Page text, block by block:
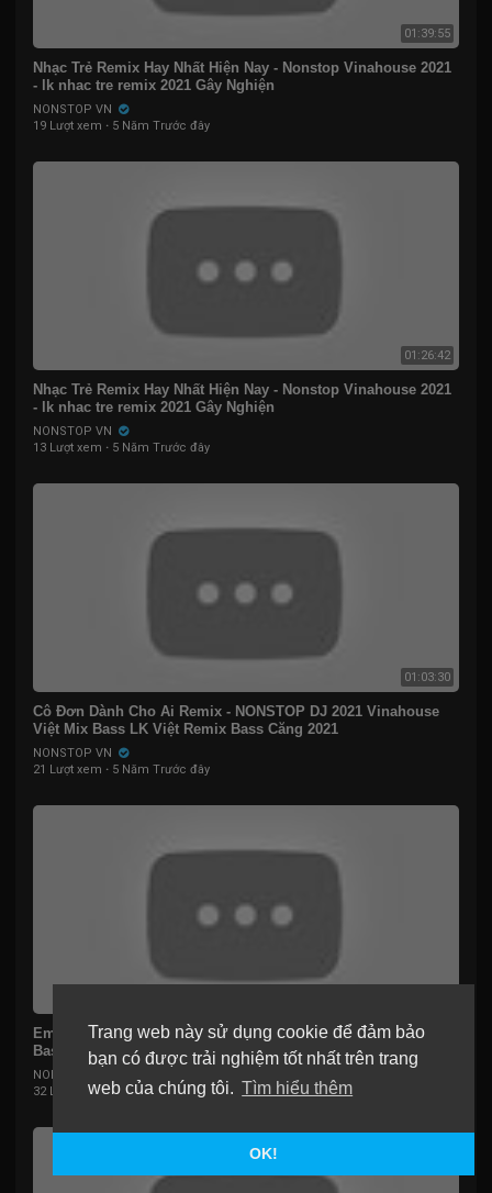
Trang web này sử dụng cookie để đảm bảo
bạn có được trải nghiệm tốt nhất trên trang
web của chúng tôi. Tìm hiểu thêm
OK!
01:39:55
Nhạc Trẻ Remix Hay Nhất Hiện Nay - Nonstop Vinahouse 2021
- lk nhac tre remix 2021 Gây Nghiện
NONSTOP VN
19 Lượt xem · 5 Năm Trước đây
01:26:42
Nhạc Trẻ Remix Hay Nhất Hiện Nay - Nonstop Vinahouse 2021
- lk nhac tre remix 2021 Gây Nghiện
NONSTOP VN
13 Lượt xem · 5 Năm Trước đây
01:03:30
Cô Đơn Dành Cho Ai Remix - NONSTOP DJ 2021 Vinahouse
Việt Mix Bass LK Việt Remix Bass Căng 2021
NONSTOP VN
21 Lượt xem · 5 Năm Trước đây
Em Hứa Thế Nào, Sao Ta Ngược Lối - Nonstop Vinahouse
Bass Cực Mạnh, Nhạc Trẻ Remix 2021 Hot Nhất
NONSTOP VN
32 Lượt xem · 5 Năm Trước đây